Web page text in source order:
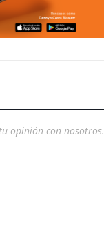
opinión con nosotros.